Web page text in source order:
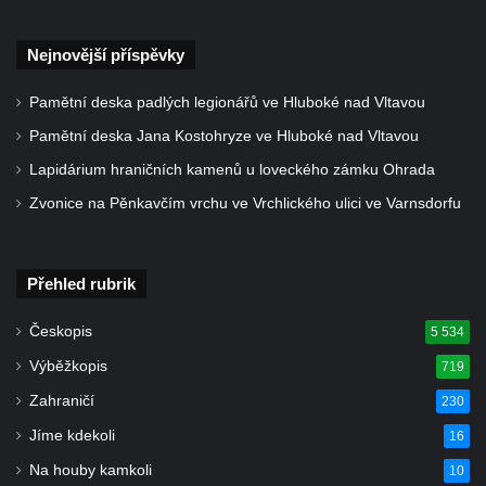
Kříž poblíž Ovčího mostu u Tisové
Kříž u kaple svatých Cyrila a Metoděje v
Kříž u polní cesty mezi Šluknovem a
Školní kříž u polní cesty nad Lipovou ulicí v
Rychnově u Jablonce nad Nisou
Boží muka Anděl strážce v Kostelní ulici v
Rychnově u Jablonce nad Nisou
Centrální kříž bývalého hřbitova u kostela
Nejnovější příspěvky
Pamětní deska padlých legionářů ve Hluboké nad Vltavou
Pamětní deska Jana Kostohryze ve Hluboké nad Vltavou
Lapidárium hraničních kamenů u loveckého zámku Ohrada
Zvonice na Pěnkavčím vrchu ve Vrchlického ulici ve Varnsdorfu
Přehled rubrik
Českopis 5 534
Výběžkopis 719
Zahraničí 230
Jíme kdekoli 16
Na houby kamkoli 10